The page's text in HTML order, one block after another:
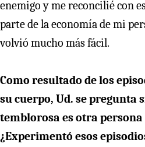
enemigo y me reconcilié con
parte de la economía de mi
volvió mucho más fácil.
Como resultado de los
su cuerpo, Ud. se pregunta
temblorosa es otra
¿Experimentó esos